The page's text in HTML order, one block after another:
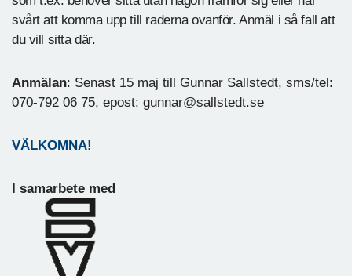
svårt att komma upp till raderna ovanför. Anmäl i så fall att
du vill sitta där.
Anmälan: Senast 15 maj till Gunnar Sallstedt, sms/tel:
070-792 06 75, epost: gunnar@sallstedt.se
VÄLKOMNA!
I samarbete med